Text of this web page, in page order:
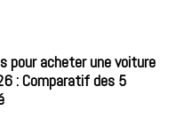
pour acheter une voiture
: Comparatif des 5